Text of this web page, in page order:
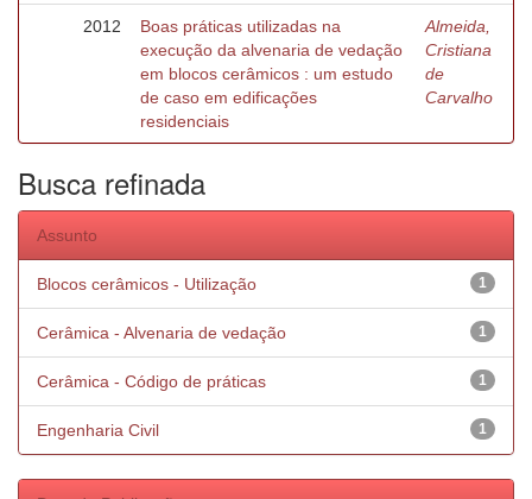
2012
Boas práticas utilizadas na
execução da alvenaria de vedação
em blocos cerâmicos : um estudo
de caso em edificações
residenciais
Almeida,
Cristiana
de
Carvalho
Busca refinada
Assunto
1
Blocos cerâmicos - Utilização
1
Cerâmica - Alvenaria de vedação
1
Cerâmica - Código de práticas
1
Engenharia Civil